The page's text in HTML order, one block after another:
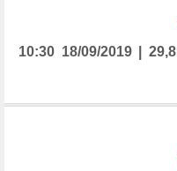
مشاهدات: 53,103 | تحميلات: 29,811 | 18/09/2019 10:30